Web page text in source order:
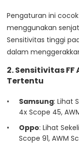
Pengaturan ini
menggunakan
Sensitivitas tinggi
dalam
2. Sensitivitas
Tertentu
Samsung: Lihat
4x Scope 45,
Oppo: Lihat
Scope 91, AWM